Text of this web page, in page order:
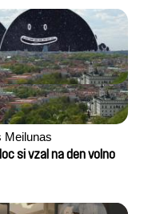
Meilunas
si vzal na den volno